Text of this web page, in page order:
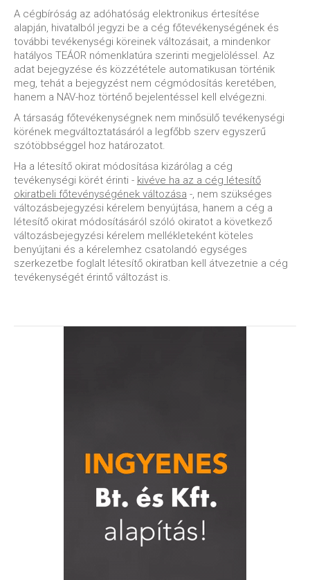
A cégbíróság az adóhatóság elektronikus értesítése
alapján, hivatalból jegyzi be a cég főtevékenységének és
további tevékenységi köreinek változásait, a mindenkor
hatályos TEÁOR nómenklatúra szerinti megjelöléssel. Az
adat bejegyzése és közzététele automatikusan történik
meg, tehát a bejegyzést nem cégmódosítás keretében,
hanem a NAV-hoz történő bejelentéssel kell elvégezni.
A társaság főtevékenységnek nem minősülő tevékenységi
körének megváltoztatásáról a legfőbb szerv egyszerű
szótöbbséggel hoz határozatot.
Ha a létesítő okirat módosítása kizárólag a cég
tevékenységi körét érinti - kivéve ha az a cég létesítő
okiratbeli főtevénységének változása -, nem szükséges
változásbejegyzési kérelem benyújtása, hanem a cég a
létesítő okirat módosításáról szóló okiratot a következő
változásbejegyzési kérelem mellékleteként köteles
benyújtani és a kérelemhez csatolandó egységes
szerkezetbe foglalt létesítő okiratban kell átvezetnie a cég
tevékenységét érintő változást is.